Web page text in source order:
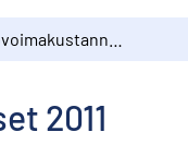
2011